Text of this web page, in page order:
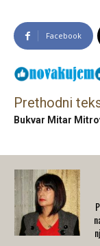
Facebook
Prethodni
Bukvar Mitar